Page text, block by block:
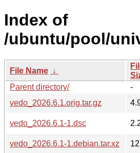
Index of
/ubuntu/pool/
File Name ↓
Parent directory/
-
vedo_2026.6.1.orig.tar.gz
vedo_2026.6.1-1.dsc
vedo_2026.6.1-1.debian.tar.xz